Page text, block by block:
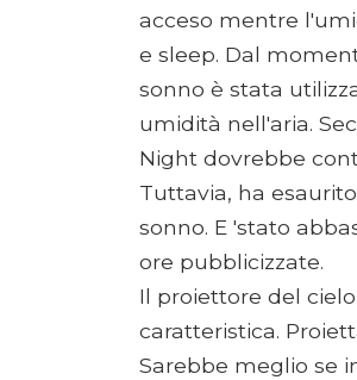
acceso mentre
e sleep. Dal
sonno è stata
umidità nell'aria.
Night dovrebbe
Tuttavia, ha
sonno. E 'stato
ore pubblicizzate.
Il proiettore del
caratteristica.
Sarebbe meglio se